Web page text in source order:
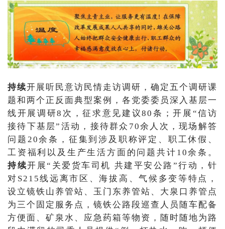
持续开展听民意访民情走访调研，确定五个调研课
题和两个正反面典型案例，各党委委员深入基层一
线开展调研8次，征求意见建议80条；开展“信访
接待下基层”活动，接待群众70余人次，现场解答
问题20余条，征集到涉及职称评定、职工休假、
工资福利以及生产生活方面的问题共计10余条。
持续开展“关爱货车司机 共建平安公路”行动，针
对S215线远离市区、海拔高、气候多变等特点，
设立镜铁山养管站、玉门东养管站、大泉口养管点
为三个固定服务点，镜铁公路段巡查人员随车配备
方便面、矿泉水、应急药箱等物资，随时随地为路